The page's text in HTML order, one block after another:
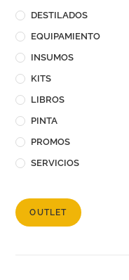
DESTILADOS
EQUIPAMIENTO
INSUMOS
KITS
LIBROS
PINTA
PROMOS
SERVICIOS
OUTLET